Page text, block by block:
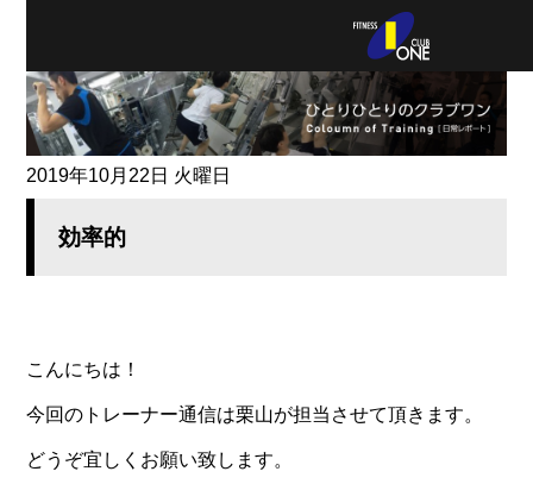
2019年10月22日 火曜日
効率的
こんにちは！
今回のトレーナー通信は栗山が担当させて頂きます。
どうぞ宜しくお願い致します。